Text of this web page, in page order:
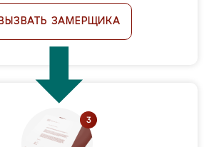
ВЫЗВАТЬ ЗАМЕРЩИКА